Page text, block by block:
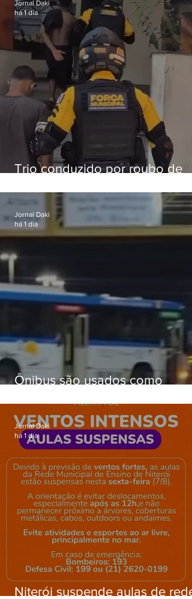
Trio conduzido por roubo de
passagens
Jornal Daki
há 1 dia
Ônibus são usados como
Gardênia Azul
Jornal Daki
há 1 dia
Niterói suspende aulas de rede
Jornal Daki
há 1 dia